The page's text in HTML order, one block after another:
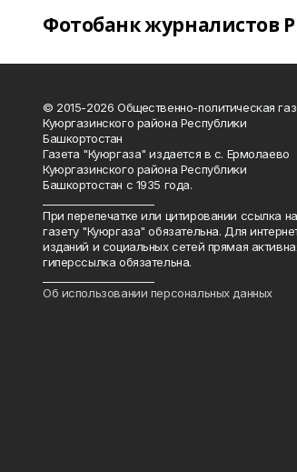
Фотобанк журналистов
© 2015-2026 Общественно-политическая
Куюргазинского района Республики
Башкортостан
Газета "Куюргаза" издается в с. Ермолаево
Куюргазинского района Республики
Башкортостан с 1935 года.
При перепечатке или цитировании ссылка на
газету "Куюргаза" обязательна. Для
изданий и социальных сетей прямая
гиперссылка обязательна.
Об использовании персональных данных